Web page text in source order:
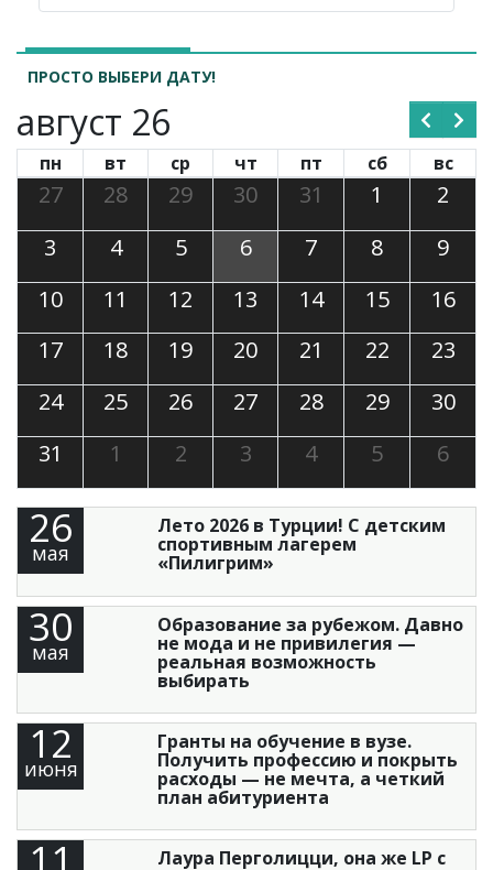
ПРОСТО ВЫБЕРИ ДАТУ!
август 26
пн вт ср чт пт сб вс
27 28 29 30 31 1
2
3
4 5 6 7 8
9
10
11 12 13 14 15
16
17
18 19 20 21 22
23
24
25 26 27 28 29
30
31
1 2 3 4 5 6
26
мая
Лето 2026 в Турции! С детским
спортивным лагерем
«Пилигрим»
30
мая
Образование за рубежом. Давно
не мода и не привилегия —
реальная возможность
выбирать
12
июня
Гранты на обучение в вузе.
Получить профессию и покрыть
расходы — не мечта, а четкий
план абитуриента
11 Лаура Перголицци, она же LP с